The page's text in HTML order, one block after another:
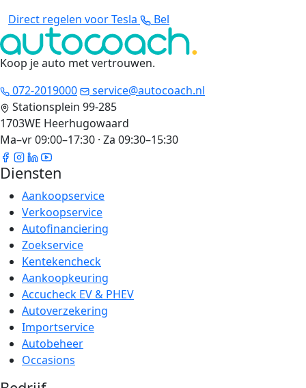
Direct regelen voor Tesla
Bel
Koop je auto met vertrouwen.
072-2019000
service@autocoach.nl
Stationsplein 99-285
1703WE Heerhugowaard
Ma–vr 09:00–17:30 · Za 09:30–15:30
Diensten
Aankoopservice
Verkoopservice
Autofinanciering
Zoekservice
Kentekencheck
Aankoopkeuring
Accucheck EV & PHEV
Autoverzekering
Importservice
Autobeheer
Occasions